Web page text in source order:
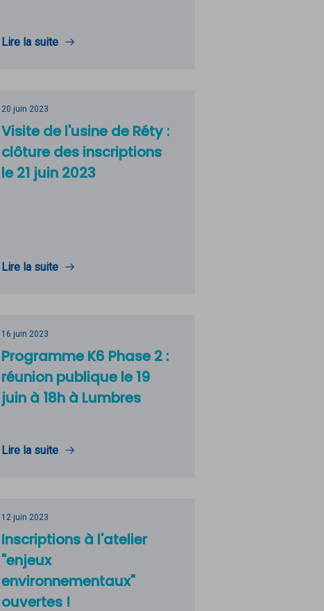
Lire la suite
20 juin 2023
Visite de l'usine de Réty :
clôture des inscriptions
le 21 juin 2023
Lire la suite
16 juin 2023
Programme K6 Phase 2 :
réunion publique le 19
juin à 18h à Lumbres
Lire la suite
12 juin 2023
Inscriptions à l'atelier
"enjeux
environnementaux"
ouvertes !